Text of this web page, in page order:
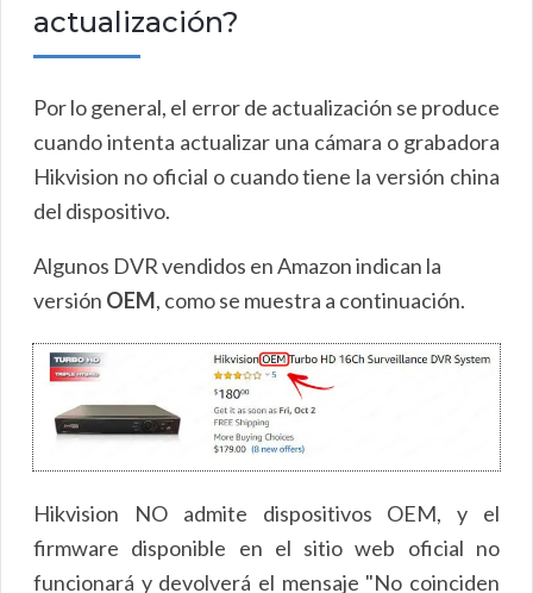
actualización?
Por lo general, el error de actualización se produce
cuando intenta actualizar una cámara o grabadora
Hikvision no oficial o cuando tiene la versión china
del dispositivo.
Algunos DVR vendidos en Amazon indican la
versión OEM, como se muestra a continuación.
Hikvision NO admite dispositivos OEM, y el
firmware disponible en el sitio web oficial no
funcionará y devolverá el mensaje "No coinciden